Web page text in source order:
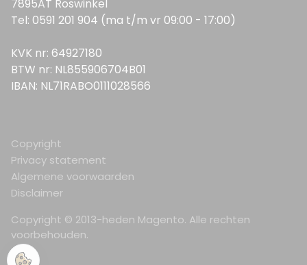
7895AT Roswinkel
Tel: 0591 201 904 (ma t/m vr 09:00 - 17:00)
KVK nr: 64927180
BTW nr: NL855906704B01
IBAN: NL71RABO0111028566
Copyright © 2013-heden Magento. Alle rechten
voorbehouden.
Copyright
Privacy statement
Algemene voorwaarden
Disclaimer